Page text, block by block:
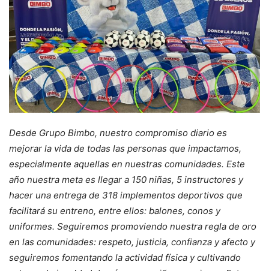
Desde Grupo Bimbo, nuestro compromiso diario es
mejorar la vida de todas las personas que impactamos,
especialmente aquellas en nuestras comunidades. Este
año nuestra meta es llegar a 150 niñas, 5 instructores y
hacer una entrega de 318 implementos deportivos que
facilitará su entreno, entre ellos: balones, conos y
uniformes. Seguiremos promoviendo nuestra regla de oro
en las comunidades: respeto, justicia, confianza y afecto y
seguiremos fomentando la actividad física y cultivando